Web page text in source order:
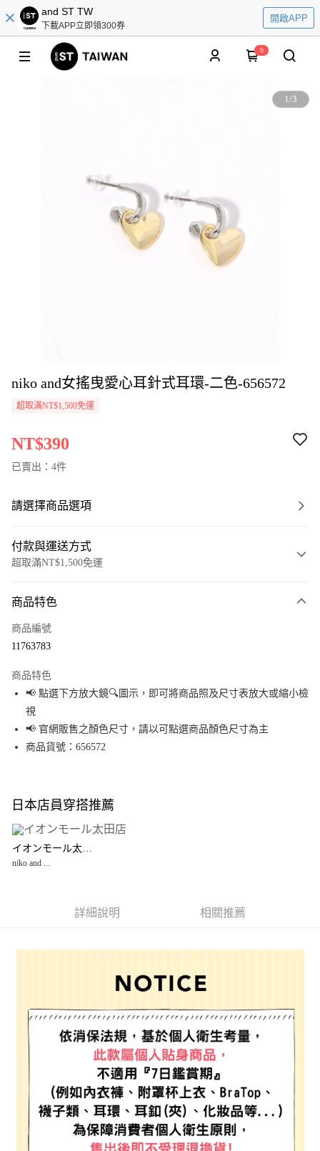
and ST TW
下載APP立即領300券
開啟APP
0
1/3
niko and女搖曳愛心耳針式耳環-二色-656572
超取滿NT$1,500免運
NT$390
已賣出：4件
請選擇商品選項
付款與運送方式
超取滿NT$1,500免運
信用卡一次付款
Apple Pay
街口支付
悠遊付
全盈+PAY
大哥付你分期
【大哥付你分期使用說明】
1.本服務由台灣大哥大提供，台灣大哥大用戶可立即使用無須另外申請。
3.實際核准額度、可分期數及費用金額請依後續交易確認頁面所載為準。
1.分期款項不併入電信帳單，「大哥付你分期」於每月結算日後寄送繳費提
2.透過簡訊連結打開帳單後，可選擇「超商條碼／台灣大直營門市／銀行轉
帳／街口支付／iPASS MONEY」等通路繳費。
【注意事項】
1.本服務係由「台灣大哥大股份有限公司」（以下簡稱本公司）所提供，讓
用戶於交易時，得透過本服務購買商品或服務，並由商店將買賣／分期付款
買賣價金債權讓與本公司後，依約使用本公司帳單繳交帳款。
2.基於同意付款使用「大哥付你分期」之契約關係目的，商店將以您的個人
資料（包含姓名、電話或地址）提供予台灣大哥大進項蒐集、處理及利用，
由本公司與您本人進行分期帳單所需資料之確認、核對及更正。
3.完整用戶服務條款，請詳閱以下連結：https://oppay.tw/userRule
AFTEE先享後付
AFTEE先享後付是「在收到商品之後才付款」的支付方式。 讓您購物簡單便
２．便利：只要手機號碼，簡訊認證，即可結帳。
【「AFTEE先享後付」結帳流程】
結帳頁面，進行簡訊認證並確認金額後，即可完成結帳。
２．訂單成立數日內，您將收到繳費通知簡訊。
３．收到繳費通知簡訊後14天內，點擊此簡訊中的連結，可透過四大超商／
ATM／網路銀行／等多元方式進行付款，方視為交易完成。
※ 請注意：結帳手續完成當下不需立刻繳費，但若您需要取消訂單，請聯絡
購買商品的店家。未經商家同意取消之訂單仍視為有效，需透過AFTEE先享
後付繳納相關費用。
※ 交易是否成功請以「AFTEE先享後付 」之結帳頁面顯示為準，若有關於
是否繳費成功／繳費後需取消欲退款等相關疑問，請聯繫「AFTEE先享後付
客戶支援中心」https://netprotections.freshdesk.com/support/home
每筆NT$80，滿NT$1,500(含以上)免運費
7-11 取貨付款
每筆NT$80，滿NT$1,500(含以上)免運費
每筆NT$80，滿NT$1,500(含以上)免運費
宅配
每筆NT$80，滿NT$1,500(含以上)免運費
商品特色
商品編號
11763783
商品特色
📢 點選下方放大鏡🔍圖示，即可將商品照及尺寸表放大或縮小檢
視
📢 官網販售之顏色尺寸，請以可點選商品顏色尺寸為主
商品貨號：656572
日本店員穿搭推薦
イオンモール太田店
niko and ...
詳細說明 相關推薦